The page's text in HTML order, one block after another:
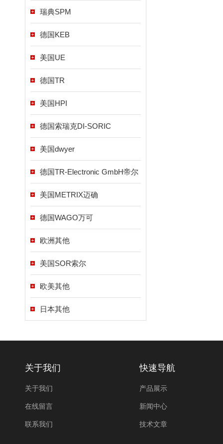
瑞典SPM
德国KEB
美国UE
德国TR
美国HPI
德国索瑞克DI-SORIC
美国dwyer
德国TR-Electronic GmbH帝尔
美国METRIX迈确
德国WAGO万可
欧洲其他
美国SOR索尔
欧美其他
日本其他
关于我们
关于我们
在线留言
联系我们
快速导航
产品展示
新闻中心
技术文章